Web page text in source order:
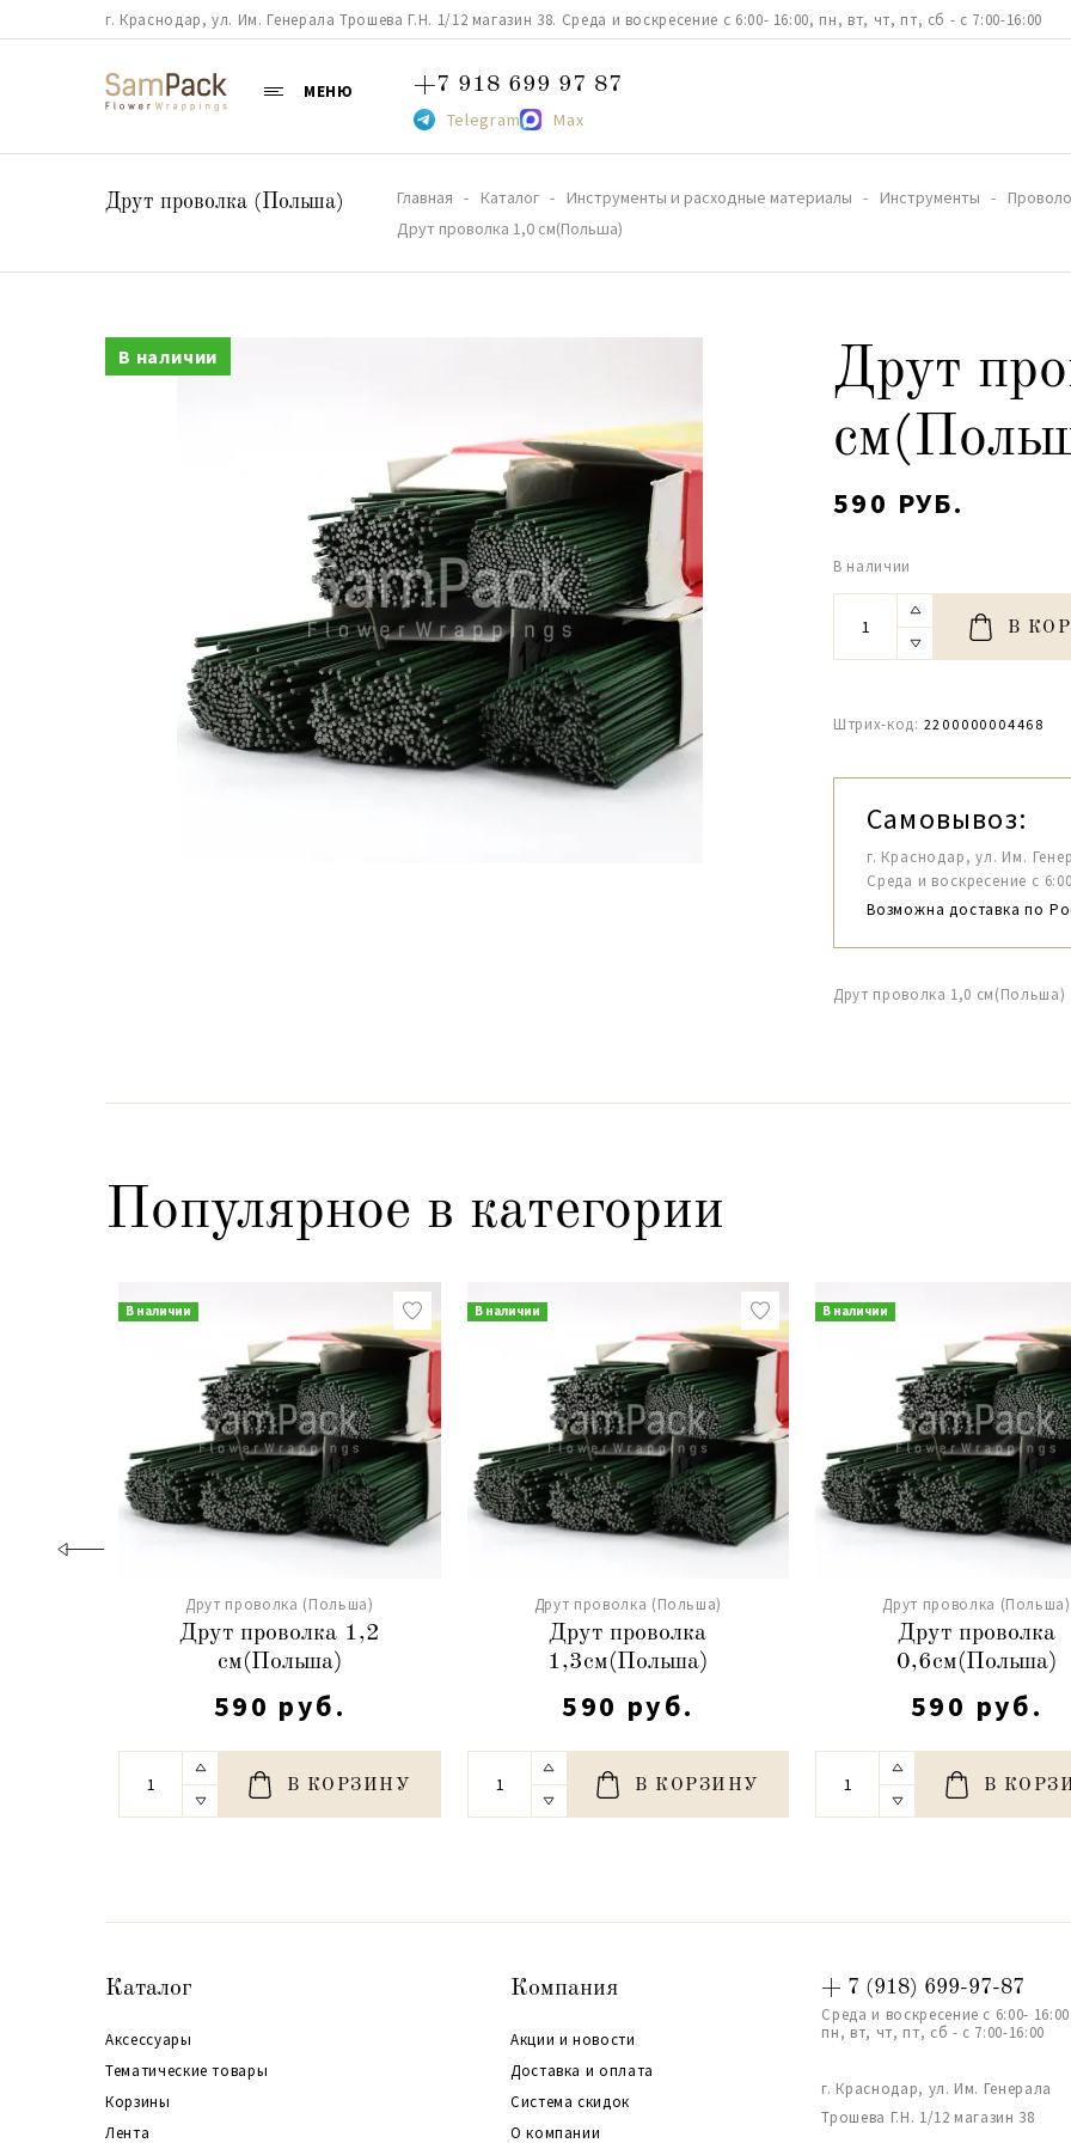
г. Краснодар, ул. Им. Генерала Трошева Г.Н. 1/12 магазин 38. Среда и воскресение с 6:00- 16:00, пн, вт, чт, пт, сб - с 7:00-16:00
МЕНЮ +7 918 699 97 87
Telegram Max
Друт проволка (Польша) Главная Каталог Инструменты и расходные материалы Инструменты
Друт проволка 1,0 см(Польша)
В наличии
Друт
590 РУБ.
В наличии
В
Штрих-код: 2200000004468
Самовывоз:
г. Краснодар, ул. Им.
Среда и воскресение с
Возможна доставка по
Друт проволка 1,0 см(Польша)
Популярное в категории
В наличии
Друт проволка (Польша)
Друт проволка 1,2
см(Польша)
590 руб.
В КОРЗИНУ
В наличии
Друт проволка (Польша)
Друт проволка
1,3см(Польша)
590 руб.
В КОРЗИНУ
В наличии
Друт проволка (Польша)
Друт проволка
0,6см(Польша)
590 руб.
В
Каталог
Аксессуары
Тематические товары
Корзины
Лента
Компания
Акции и новости
Доставка и оплата
Система скидок
О компании
+ 7 (918) 699-97-87
Среда и воскресение с 6:00-
пн, вт, чт, пт, сб - с 7:00-16:00
г. Краснодар, ул. Им. Генерала
Трошева Г.Н. 1/12 магазин 38